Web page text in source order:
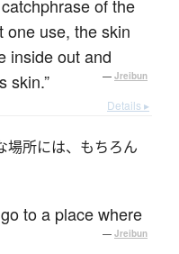
of the
one use, the skin
inside out and
skin.”
— Jreibun
Details ▸
場所には、もちろん
to a place where
— Jreibun